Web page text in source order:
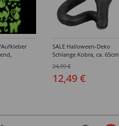
Aufkleber
SALE Halloween-Deko
Schlange Kobra, ca. 65cm
lang, ca. 30cm hoch
24,99 €
12,49 €